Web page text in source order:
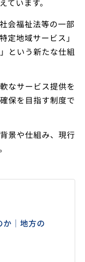
います。
会福祉法等の一部
定地域サービス」
という新たな仕組
なサービス提供を
保を目指す制度で
景や仕組み、現行
｜地方の